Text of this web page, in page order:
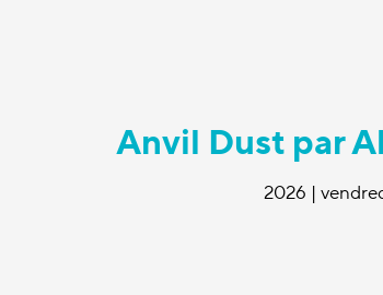
Anvil Dust par
2026 |